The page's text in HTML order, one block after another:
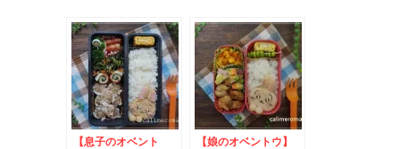
【息子のオベント
【娘のオベントウ】